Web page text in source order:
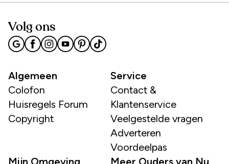
Volg ons
Algemeen
Colofon
Huisregels Forum
Copyright
Service
Contact &
Klantenservice
Veelgestelde vragen
Adverteren
Voordeelpas
Mijn Omgeving
Meer Ouders van Nu